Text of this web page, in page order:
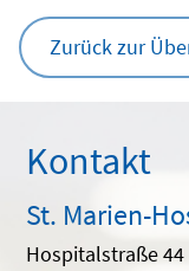
Zurück zur
Kontakt
St. Marien-
Hospitalstraße 44